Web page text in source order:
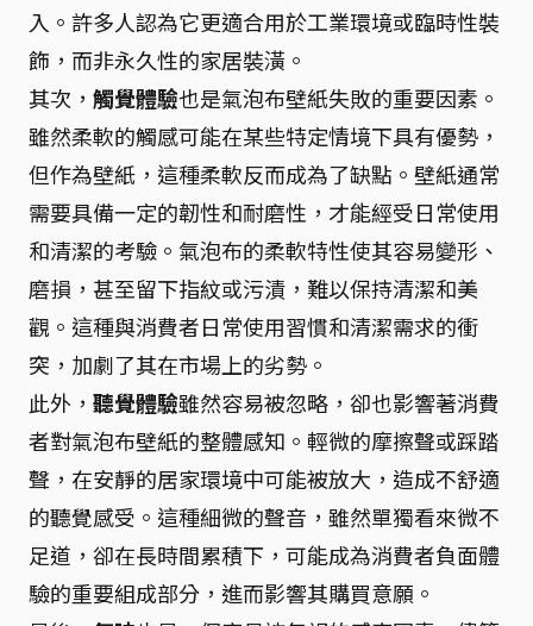
入。許多人認為它更適合用於工業環境或臨時性裝
飾，而非永久性的家居裝潢。
其次， 觸覺體驗也是氣泡布壁紙失敗的重要因素。
雖然柔軟的觸感可能在某些特定情境下具有優勢，
但作為壁紙，這種柔軟反而成為了缺點。壁紙通常
需要具備一定的韌性和耐磨性，才能經受日常使用
和清潔的考驗。氣泡布的柔軟特性使其容易變形、
磨損，甚至留下指紋或污漬，難以保持清潔和美
觀。這種與消費者日常使用習慣和清潔需求的衝
突，加劇了其在市場上的劣勢。
此外， 聽覺體驗雖然容易被忽略，卻也影響著消費
者對氣泡布壁紙的整體感知。輕微的摩擦聲或踩踏
聲，在安靜的居家環境中可能被放大，造成不舒適
的聽覺感受。這種細微的聲音，雖然單獨看來微不
足道，卻在長時間累積下，可能成為消費者負面體
驗的重要組成部分，進而影響其購買意願。